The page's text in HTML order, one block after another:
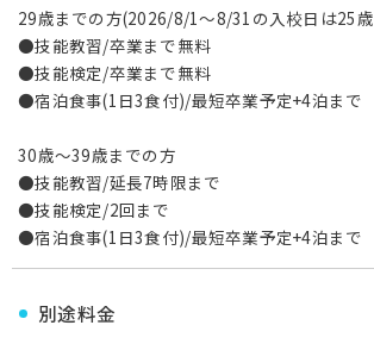
29歳までの方(2026/8/1～8/31の入校日は25
●技能教習/卒業まで無料
●技能検定/卒業まで無料
●宿泊食事(1日3食付)/最短卒業予定+4泊まで
30歳～39歳までの方
●技能教習/延長7時限まで
●技能検定/2回まで
●宿泊食事(1日3食付)/最短卒業予定+4泊まで
別途料金